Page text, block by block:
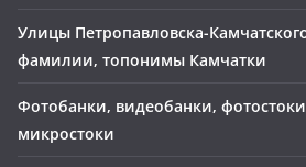
Улицы Петропавловска-
фамилии, топонимы Камчатки
Фотобанки, видеобанки,
микростоки